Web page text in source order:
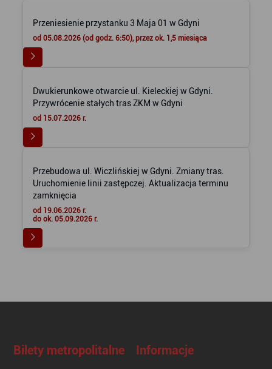
Przeniesienie przystanku 3 Maja 01 w Gdyni
od 05.08.2026 (od godz. 6:50), przez ok. 1,5 miesiąca
Dwukierunkowe otwarcie ul. Kieleckiej w Gdyni.
Przywrócenie stałych tras ZKM w Gdyni
od 15.07.2026 r.
Przebudowa ul. Wiczlińskiej w Gdyni. Zmiany tras.
Uruchomienie linii zastępczej. Aktualizacja terminu
zamknięcia
od 19.06.2026 r.
do ok. 05.09.2026 r.
Bilety metropolitalne Informacje